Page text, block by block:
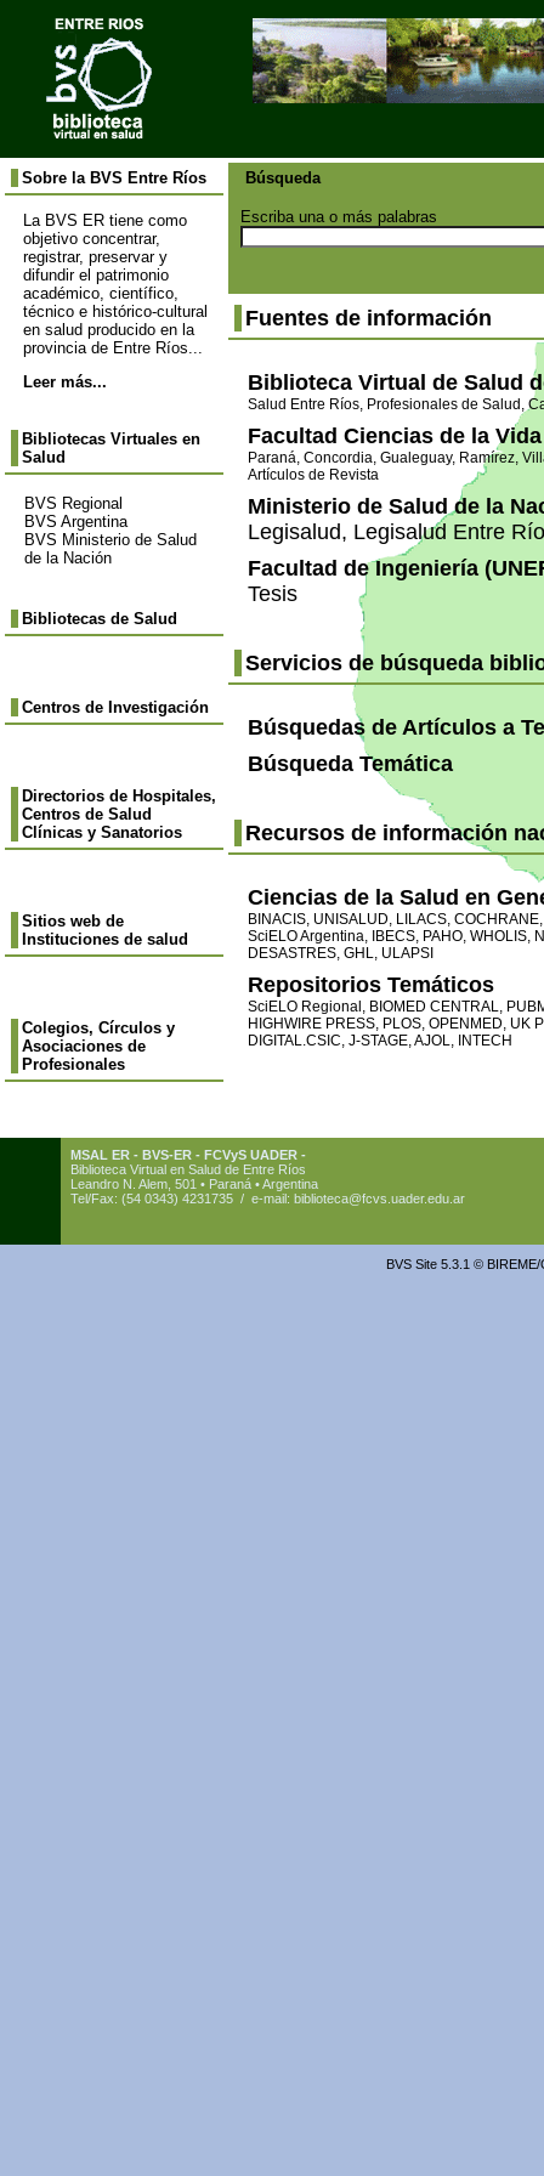
Sobre la BVS Entre Ríos
La BVS ER tiene como
objetivo concentrar,
registrar, preservar y
difundir el patrimonio
académico, científico,
técnico e histórico-cultural
en salud producido en la
provincia de Entre Ríos...
Leer más...
Bibliotecas Virtuales en
Salud
BVS Regional
BVS Argentina
BVS Ministerio de Salud
de la Nación
Bibliotecas de Salud
Centros de Investigación
Directorios de Hospitales,
Centros de Salud
Clínicas y Sanatorios
Sitios web de
Instituciones de salud
Colegios, Círculos y
Asociaciones de
Profesionales
Búsqueda
Escriba una o más palabras
Fuentes de información
Biblioteca Virtual de Salud
Salud Entre Ríos, Profesionales de Salud ,
Facultad Ciencias de la
Paraná, Concordia, Gualeguay, Ramírez,
Artículos de Revista
Ministerio de Salud de la
Legisalud, Legisalud Entre
Facultad de Ingeniería
Tesis
Servicios de búsqueda
Búsquedas de Artículos a
Búsqueda Temática
Recursos de información
Ciencias de la Salud en
BINACIS, UNISALUD, LILACS, COCHRANE
SciELO Argentina, IBECS, PAHO, WHOLIS,
DESASTRES, GHL, ULAPSI
Repositorios Temáticos
SciELO Regional , BIOMED CENTRAL,
HIGHWIRE PRESS, PLOS, OPENMED, UK
DIGITAL.CSIC, J-STAGE,AJOL, INTECH
MSAL ER - BVS-ER - FCVyS UADER -
Biblioteca Virtual en Salud de Entre Ríos
Leandro N. Alem, 501 • Paraná • Argentina
Tel/Fax: (54 0343) 4231735 / e-mail: biblioteca@fcvs.uader.edu.ar
BVS Site 5.3.1 ©